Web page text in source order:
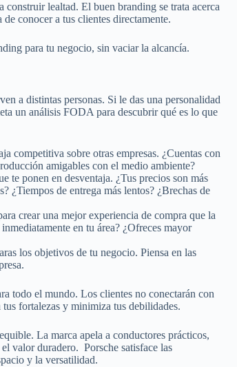
construir lealtad. El buen branding se trata acerca
conocer a tus clientes directamente.
para tu negocio, sin vaciar la alcancía.
a distintas personas. Si le das una personalidad
un análisis FODA para descubrir qué es lo que
competitiva sobre otras empresas. ¿Cuentas con
amigables con el medio ambiente?
te ponen en desventaja. ¿Tus precios son más
¿Tiempos de entrega más lentos? ¿Brechas de
crear una mejor experiencia de compra que la
en tu área? ¿Ofreces mayor
los objetivos de tu negocio. Piensa en las
todo el mundo. Los clientes no conectarán con
fortalezas y minimiza tus debilidades.
La marca apela a conductores prácticos,
valor duradero. Porsche satisface las
y la versatilidad.